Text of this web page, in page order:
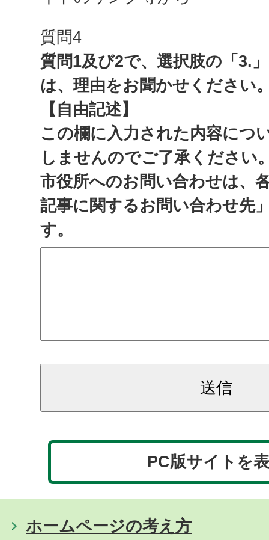
質問4
質問1及び2で、選択肢の「3.
は、理由をお聞かせください
【自由記述】
この欄に入力された内容につ
しませんのでご了承ください
市役所へのお問い合わせは、
記事に関するお問い合わせ先
す。
PC版サイトを
ホームページの考え方